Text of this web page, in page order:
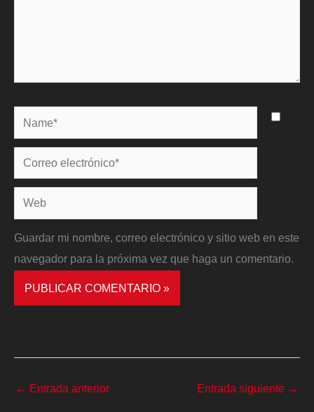
Name*
Correo
electrónico*
Web
Guardar mi nombre, correo electrónico y sitio web en este
navegador para la próxima vez que haga un comentario.
← Entrada anterior Entrada siguiente →